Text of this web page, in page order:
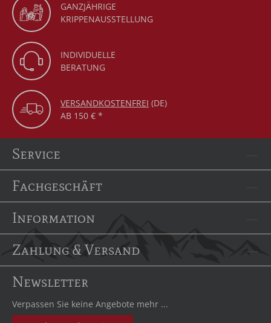
GANZJÄHRIGE
KRIPPENAUSSTELLUNG
INDIVIDUELLE
BERATUNG
VERSANDKOSTENFREI (DE)
AB 150 € *
Service
Fachgeschäft
Information
Zahlung & Versand
Newsletter
Verpassen Sie keine Angebote mehr ...